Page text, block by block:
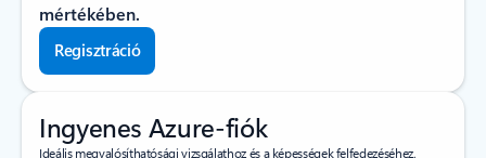
mértékében.
Regisztráció
Ingyenes Azure-fiók
Ideális megvalósíthatósági vizsgálathoz és a képességek felfedezéséhez.